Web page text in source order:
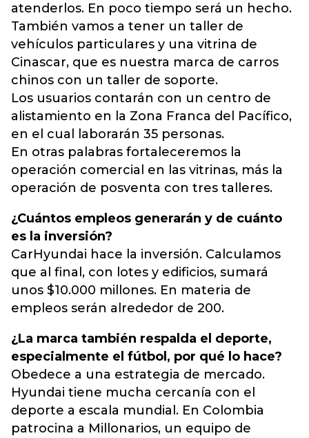
atenderlos. En poco tiempo será un hecho.
También vamos a tener un taller de
vehículos particulares y una vitrina de
Cinascar, que es nuestra marca de carros
chinos con un taller de soporte.
Los usuarios contarán con un centro de
alistamiento en la Zona Franca del Pacífico,
en el cual laborarán 35 personas.
En otras palabras fortaleceremos la
operación comercial en las vitrinas, más la
operación de posventa con tres talleres.
¿Cuántos empleos generarán y de cuánto
es la inversión?
CarHyundai hace la inversión. Calculamos
que al final, con lotes y edificios, sumará
unos $10.000 millones. En materia de
empleos serán alrededor de 200.
¿La marca también respalda el deporte,
especialmente el fútbol, por qué lo hace?
Obedece a una estrategia de mercado.
Hyundai tiene mucha cercanía con el
deporte a escala mundial. En Colombia
patrocina a Millonarios, un equipo de